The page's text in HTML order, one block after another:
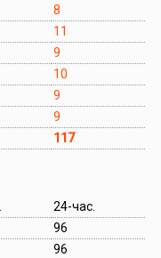
8
11
9
10
9
9
117
24-час.
96
96